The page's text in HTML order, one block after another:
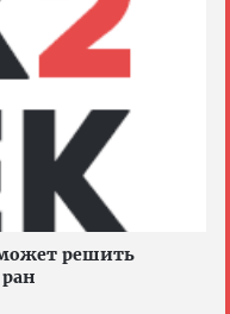
решить